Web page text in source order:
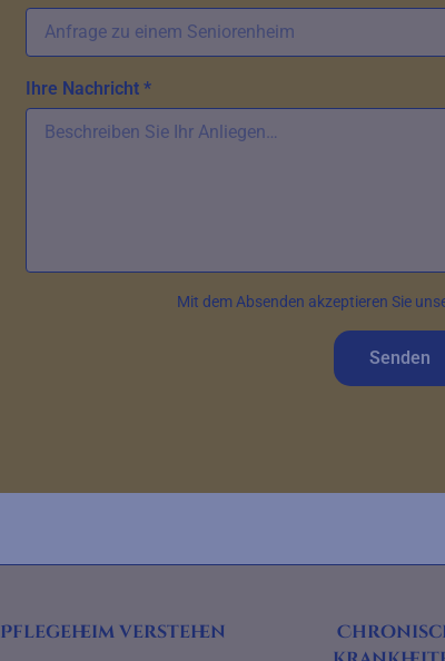
Ihre Nachricht *
Mit dem Absenden akzeptieren Sie
Senden
Pflegeheim verstehen